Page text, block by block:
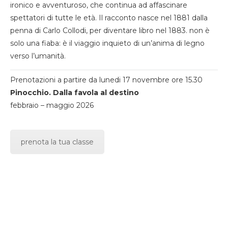
ironico e avventuroso, che continua ad affascinare
spettatori di tutte le età. Il racconto nasce nel 1881 dalla
penna di Carlo Collodi, per diventare libro nel 1883. non è
solo una fiaba: è il viaggio inquieto di un’anima di legno
verso l’umanità.
Prenotazioni a partire da lunedi 17 novembre ore 15.30
Pinocchio. Dalla favola al destino
febbraio – maggio 2026
prenota la tua classe